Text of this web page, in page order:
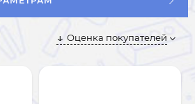
Оценка покупателей